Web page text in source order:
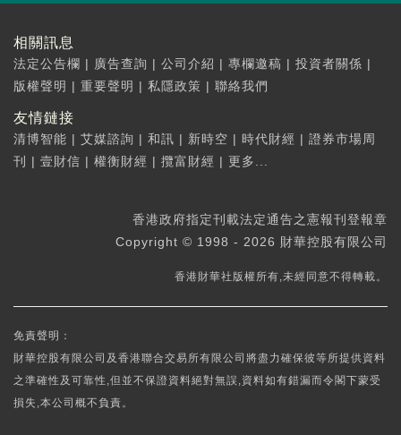
相關訊息
法定公告欄 | 廣告查詢 | 公司介紹 | 專欄邀稿 | 投資者關係 |
版權聲明 | 重要聲明 | 私隱政策 | 聯絡我們
友情鏈接
清博智能 | 艾媒諮詢 | 和訊 | 新時空 | 時代財經 | 證券市場周
刊
| 壹財信 | 權衡財經 | 攬富財經 | 更多...
香港政府指定刊載法定通告之憲報刊登報章
Copyright © 1998 - 2026 財華控股有限公司
香港財華社版權所有,未經同意不得轉載。
免責聲明：
財華控股有限公司及香港聯合交易所有限公司將盡力確保彼等所提供資料
之準確性及可靠性,但並不保證資料絕對無誤,資料如有錯漏而令閣下蒙受
損失,本公司概不負責。